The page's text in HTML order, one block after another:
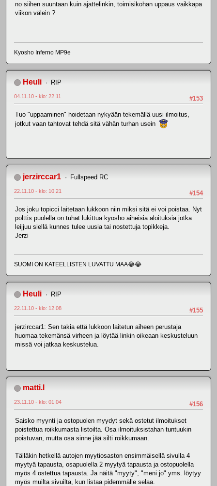
no siihen suuntaan kuin ajattelinkin, toimisikohan uppaus vaikkapa
viikon välein ?
Kyosho Inferno MP9e
Heuli RIP
#153
04.11.10 - klo: 22.11
Tuo "uppaaminen" hoidetaan nykyään tekemällä uusi ilmoitus,
jotkut vaan tahtovat tehdä sitä vähän turhan usein
jerzirccar1 Fullspeed RC
#154
22.11.10 - klo: 10.21
Jos joku topicci laitetaan lukkoon niin miksi sitä ei voi poistaa. Nyt
polttis puolella on tuhat lukittua kyosho aiheisia aloituksia jotka
leijjuu siellä kunnes tulee uusia tai nostettuja topikkeja.
Jerzi
SUOMI ON KATEELLISTEN LUVATTU MAA😂😂
Heuli RIP
#155
22.11.10 - klo: 12.08
jerzirccar1: Sen takia että lukkoon laitetun aiheen perustaja
huomaa tekemänsä virheen ja löytää linkin oikeaan keskusteluun
missä voi jatkaa keskustelua.
matti.l
#156
23.11.10 - klo: 01.04
Saisko myynti ja ostopuolen myydyt sekä ostetut ilmoitukset
poistettua roikkumasta listoilta. Osa ilmoituksistahan tuntuukin
poistuvan, mutta osa sinne jää silti roikkumaan.
Tälläkin hetkellä autojen myytiosaston ensimmäisellä sivulla 4
myytyä tapausta, osapuolella 2 myytyä tapausta ja ostopuolella
myös 4 ostettua tapausta. Ja näitä "myyty", "meni jo" yms. löytyy
myös muilta sivuilta, kun listaa pidemmälle selaa.